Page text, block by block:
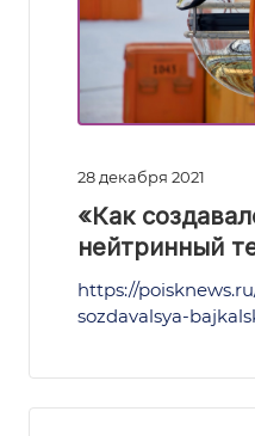
28 декабря 2021
«Как
нейтринный
https://
sozdavalsya-